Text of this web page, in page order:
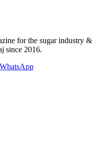
for the sugar industry &
since 2016.
WhatsApp